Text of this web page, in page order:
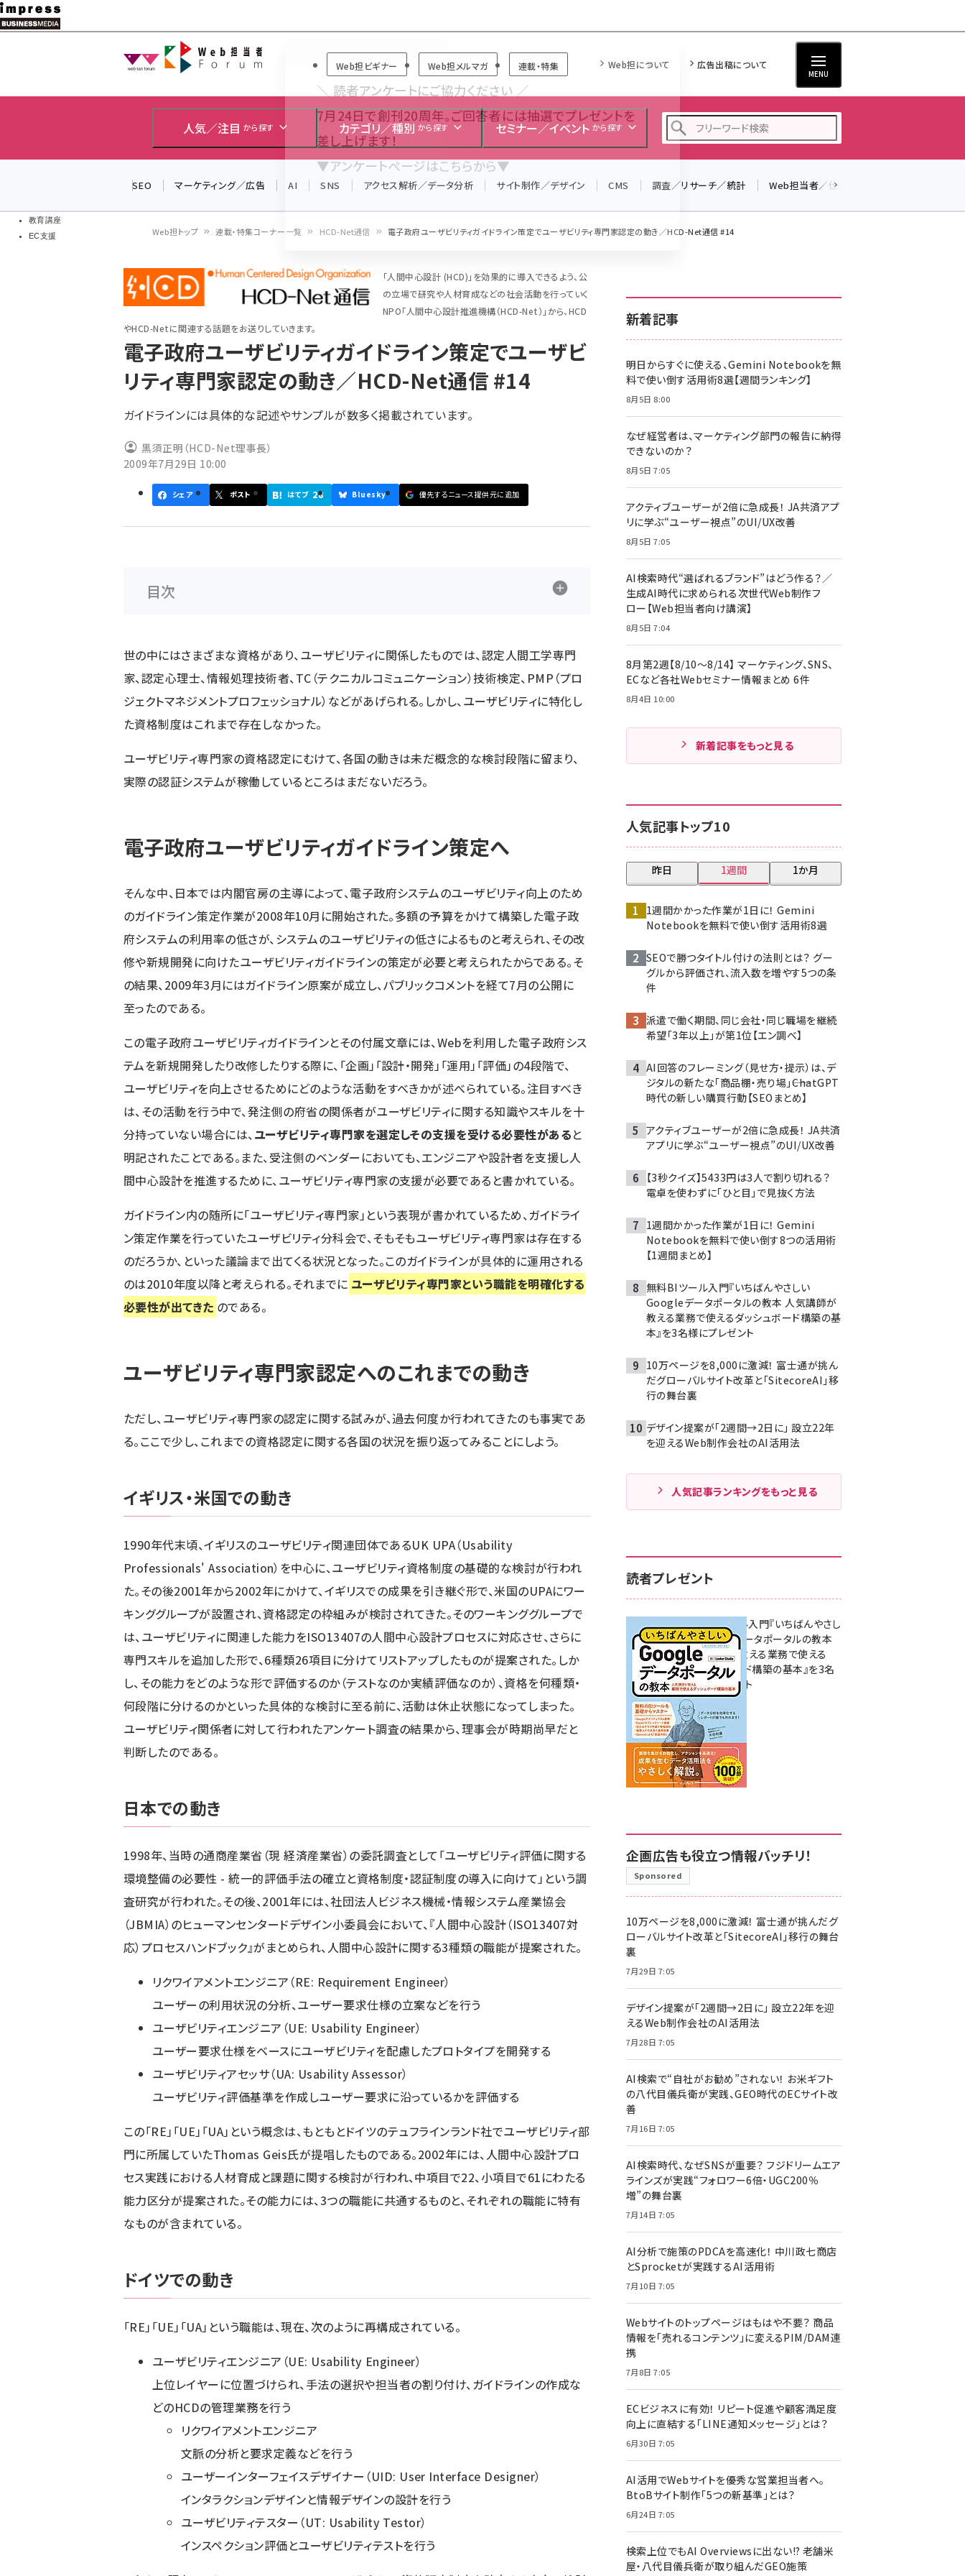
メ
イ
教育講座
EC支援
Web担当者Forum
Web担ビギナー Web担メルマガ 連載・特集 Web担について 広告出稿について
MENU
人気／注目 から探す カテゴリ／種別 から探す セミナー／イベント から探す
z世代 (1617)
meo (1274)
SEO マーケティング／広告 AI SNS アクセス解析／データ分析 サイト制作／デザイン CMS 調査／リサーチ／統計 Web担当者／仕事
パ
ン
ず
Web担トップ 連載・特集コーナー一覧 HCD-Net通信 電子政府ユーザビリティガイドライン策定でユーザビリティ専門家認定の動き／HCD-Net通信 #14
「人間中心設計 (HCD)」を効果的に導入できるよう、公
の立場で研究や人材育成などの社会活動を行っていく
NPO「人間中心設計推進機構（HCD-Net）」から、HCD
やHCD-Netに関連する話題をお送りしていきます。
電子政府ユーザビリティガイドライン策定でユーザビ
リティ専門家認定の動き／HCD-Net通信 #14
ガイドラインには具体的な記述やサンプルが数多く掲載されています。
黒須正明（HCD-Net理事長）
2009年7月29日 10:00
シェア ポスト はてブ 28 Bluesky 優先するニュース提供元に追加
目次
世の中にはさまざまな資格があり、ユーザビリティに関係したものでは、認定人間工学専門
家、認定心理士、情報処理技術者、TC（テクニカルコミュニケーション）技術検定、PMP（プロ
ジェクトマネジメントプロフェッショナル）などがあげられる。しかし、ユーザビリティに特化し
た資格制度はこれまで存在しなかった。
ユーザビリティ専門家の資格認定にむけて、各国の動きは未だ概念的な検討段階に留まり、
実際の認証システムが稼働しているところはまだないだろう。
電子政府ユーザビリティガイドライン策定へ
そんな中、日本では内閣官房の主導によって、電子政府システムのユーザビリティ向上のため
のガイドライン策定作業が2008年10月に開始された。多額の予算をかけて構築した電子政
府システムの利用率の低さが、システムのユーザビリティの低さによるものと考えられ、その改
修や新規開発に向けたユーザビリティガイドラインの策定が必要と考えられたからである。そ
の結果、2009年3月にはガイドライン原案が成立し、パブリックコメントを経て7月の公開に
至ったのである。
この電子政府ユーザビリティガイドラインとその付属文章には、Webを利用した電子政府シス
テムを新規開発したり改修したりする際に、「企画」「設計・開発」「運用」「評価」の4段階で、
ユーザビリティを向上させるためにどのような活動をすべきかが述べられている。注目すべき
は、その活動を行う中で、発注側の府省の関係者がユーザビリティに関する知識やスキルを十
分持っていない場合には、ユーザビリティ専門家を選定しその支援を受ける必要性があると
明記されたことである。また、受注側のベンダーにおいても、エンジニアや設計者を支援し人
間中心設計を推進するために、ユーザビリティ専門家の支援が必要であると書かれている。
ガイドライン内の随所に「ユーザビリティ専門家」という表現が書かれているため、ガイドライ
ン策定作業を行っていたユーザビリティ分科会で、そもそもユーザビリティ専門家は存在する
のだろうか、といった議論まで出てくる状況となった。このガイドラインが具体的に運用される
のは2010年度以降と考えられる。それまでに ユーザビリティ専門家という職能を明確化する
必要性が出てきた のである。
ユーザビリティ専門家認定へのこれまでの動き
ただし、ユーザビリティ専門家の認定に関する試みが、過去何度か行われてきたのも事実であ
る。ここで少し、これまでの資格認定に関する各国の状況を振り返ってみることにしよう。
イギリス・米国での動き
1990年代末頃、イギリスのユーザビリティ関連団体であるUK UPA（Usability
Professionals' Association）を中心に、ユーザビリティ資格制度の基礎的な検討が行われ
た。その後2001年から2002年にかけて、イギリスでの成果を引き継ぐ形で、米国のUPAにワー
キンググループが設置され、資格認定の枠組みが検討されてきた。そのワーキンググループで
は、ユーザビリティに関連した能力をISO13407の人間中心設計プロセスに対応させ、さらに
専門スキルを追加した形で、6種類26項目に分けてリストアップしたものが提案された。しか
し、その能力をどのような形で評価するのか（テストなのか実績評価なのか）、資格を何種類・
何段階に分けるのかといった具体的な検討に至る前に、活動は休止状態になってしまった。
ユーザビリティ関係者に対して行われたアンケート調査の結果から、理事会が時期尚早だと
判断したのである。
日本での動き
1998年、当時の通商産業省（現 経済産業省）の委託調査として「ユーザビリティ評価に関する
環境整備の必要性 - 統一的評価手法の確立と資格制度・認証制度の導入に向けて」という調
査研究が行われた。その後、2001年には、社団法人ビジネス機械・情報システム産業協会
（JBMIA）のヒューマンセンタードデザイン小委員会において、『人間中心設計（ISO13407対
応）プロセスハンドブック』がまとめられ、人間中心設計に関する3種類の職能が提案された。
リクワイアメントエンジニア（RE: Requirement Engineer）
ユーザーの利用状況の分析、ユーザー要求仕様の立案などを行う
ユーザビリティエンジニア（UE: Usability Engineer）
ユーザー要求仕様をベースにユーザビリティを配慮したプロトタイプを開発する
ユーザビリティアセッサ（UA: Usability Assessor）
ユーザビリティ評価基準を作成しユーザー要求に沿っているかを評価する
この「RE」「UE」「UA」という概念は、もともとドイツのテュフラインランド社でユーザビリティ部
門に所属していたThomas Geis氏が提唱したものである。2002年には、人間中心設計プロ
セス実践における人材育成と課題に関する検討が行われ、中項目で22、小項目で61にわたる
能力区分が提案された。その能力には、3つの職能に共通するものと、それぞれの職能に特有
なものが含まれている。
ドイツでの動き
「RE」「UE」「UA」という職能は、現在、次のように再構成されている。
ユーザビリティエンジニア（UE: Usability Engineer）
上位レイヤーに位置づけられ、手法の選択や担当者の割り付け、ガイドラインの作成な
どのHCDの管理業務を行う
リクワイアメントエンジニア
文脈の分析と要求定義などを行う
ユーザーインターフェイスデザイナー（UID: User Interface Designer）
インタラクションデザインと情報デザインの設計を行う
ユーザビリティテスター（UT: Usability Testor）
インスペクション評価とユーザビリティテストを行う
新着記事
明日からすぐに使える、Gemini Notebookを無
料で使い倒す活用術8選【週間ランキング】
8月5日 8:00
なぜ経営者は、マーケティング部門の報告に納得
できないのか？
8月5日 7:05
アクティブユーザーが2倍に急成長！ JA共済アプ
リに学ぶ“ユーザー視点”のUI/UX改善
8月5日 7:05
AI検索時代“選ばれるブランド”はどう作る？／
生成AI時代に求められる次世代Web制作フ
ロー【Web担当者向け講演】
8月5日 7:04
8月第2週【8/10～8/14】 マーケティング、SNS、
ECなど各社Webセミナー情報まとめ 6件
8月4日 10:00
新着記事をもっと見る
人気記事トップ10
昨日 1週間 1か月
1週間かかった作業が1日に！ Gemini
Notebookを無料で使い倒す活用術8選
SEOで勝つタイトル付けの法則とは？ グー
グルから評価され、流入数を増やす5つの条
件
派遣で働く期間、同じ会社・同じ職場を継続
希望「3年以上」が第1位【エン調べ】
AI回答のフレーミング（見せ方・提示）は、デ
ジタルの新たな「商品棚・売り場」――ChatGPT
時代の新しい購買行動【SEOまとめ】
アクティブユーザーが2倍に急成長！ JA共済
アプリに学ぶ“ユーザー視点”のUI/UX改善
【3秒クイズ】5433円は3人で割り切れる？
電卓を使わずに「ひと目」で見抜く方法
1週間かかった作業が1日に！ Gemini
Notebookを無料で使い倒す8つの活用術
【1週間まとめ】
無料BIツール入門『いちばんやさしい
Googleデータポータルの教本 人気講師が
教える業務で使えるダッシュボード構築の基
本』を3名様にプレゼント
10万ページを8,000に激減！ 富士通が挑ん
だグローバルサイト改革と「SitecoreAI」移
行の舞台裏
デザイン提案が「2週間→2日に」 設立22年
を迎えるWeb制作会社のAI活用法
人気記事ランキングをもっと見る
読者プレゼント
無料BIツール入門『いちばんやさし
いGoogleデータポータルの教本
人気講師が教える業務で使える
ダッシュボード構築の基本』を3名
様にプレゼント
7月31日 10:00
企画広告も役立つ情報バッチリ！
Sponsored
10万ページを8,000に激減！ 富士通が挑んだグ
ローバルサイト改革と「SitecoreAI」移行の舞台
裏
7月29日 7:05
デザイン提案が「2週間→2日に」 設立22年を迎
えるWeb制作会社のAI活用法
7月28日 7:05
AI検索で“自社がお勧め”されない！ お米ギフト
の八代目儀兵衛が実践、GEO時代のECサイト改
善
7月16日 7:05
AI検索時代、なぜSNSが重要？ フジドリームエア
ラインズが実践“フォロワー6倍・UGC200％
増”の舞台裏
7月14日 7:05
AI分析で施策のPDCAを高速化！ 中川政七商店
とSprocketが実践するAI活用術
7月10日 7:05
Webサイトのトップページはもはや不要？ 商品
情報を「売れるコンテンツ」に変えるPIM/DAM連
携
7月8日 7:05
ECビジネスに有効！ リピート促進や顧客満足度
向上に直結する「LINE通知メッセージ」とは？
6月30日 7:05
AI活用でWebサイトを優秀な営業担当者へ。
BtoBサイト制作「5つの新基準」とは？
6月24日 7:05
検索上位でもAI Overviewsに出ない!? 老舗米
屋・八代目儀兵衛が取り組んだGEO施策
＼ 読者アンケートにご協力ください ／
7月24日で創刊20周年。ご回答者には抽選でプレゼントを
差し上げます！
▼アンケートページはこちらから▼